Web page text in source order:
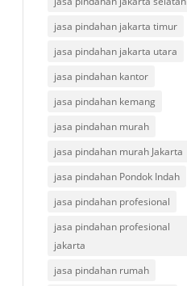
jasa pindahan jakarta timur
jasa pindahan jakarta utara
jasa pindahan kantor
jasa pindahan kemang
jasa pindahan murah
jasa pindahan murah Jakarta
jasa pindahan Pondok Indah
jasa pindahan profesional
jasa pindahan profesional
jakarta
jasa pindahan rumah